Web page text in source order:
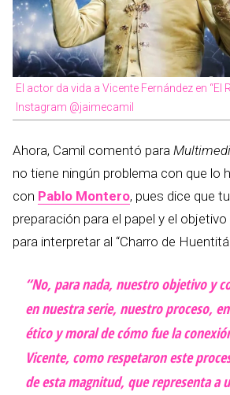
El actor da vida a Vicente Fernández en “El
Instagram @jaimecamil
Ahora, Camil comentó para
no tiene ningún problema con que lo
con Pablo Montero, pues dice que
preparación para el papel y el
para interpretar al “Charro de
“No, para nada, nuestro objetivo y
en nuestra serie, nuestro proceso,
ético y moral de cómo fue la
Vicente, como respetaron este
de esta magnitud, que representa a